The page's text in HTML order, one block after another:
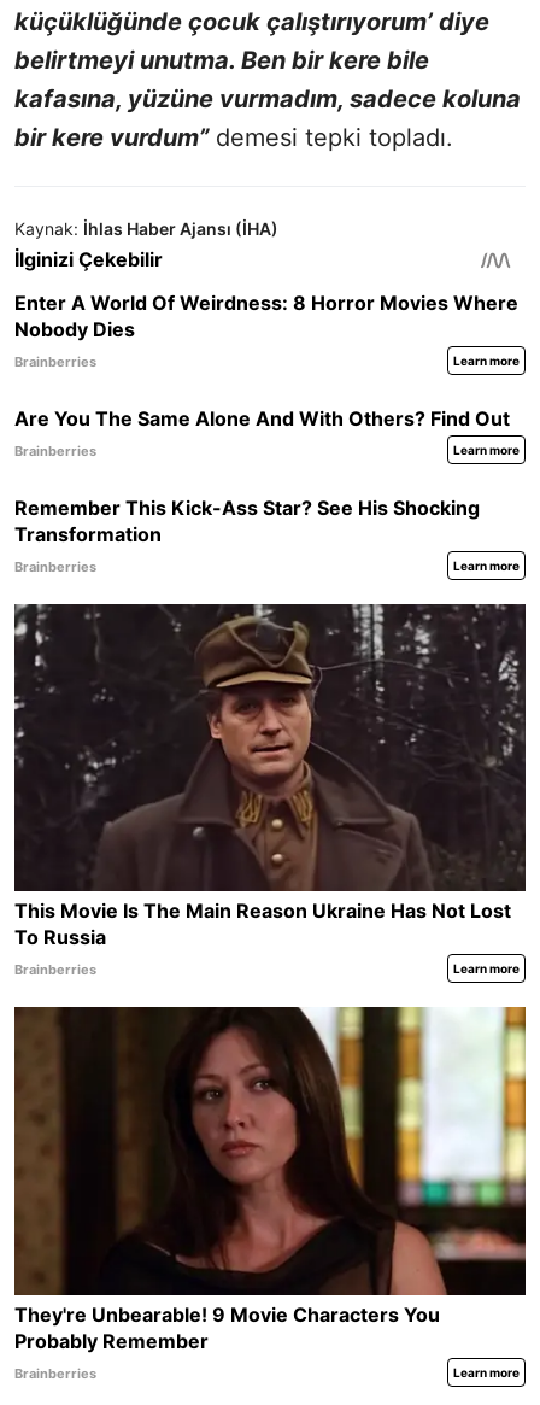
küçüklüğünde çocuk çalıştırıyorum’ diye
belirtmeyi unutma. Ben bir kere bile
kafasına, yüzüne vurmadım, sadece koluna
bir kere vurdum”demesi tepki topladı.
Kaynak: İhlas Haber Ajansı (İHA)